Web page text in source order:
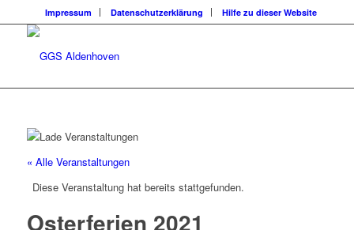
Impressum Datenschutzerklärung Hilfe zu dieser Website
« Alle Veranstaltungen
Diese Veranstaltung hat bereits stattgefunden.
Osterferien 2021